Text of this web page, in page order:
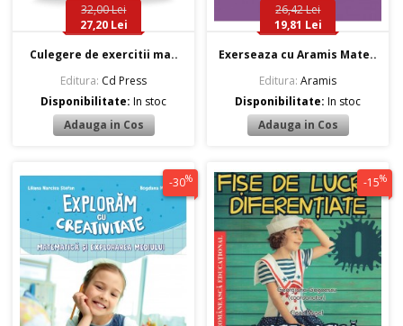
32,00 Lei
27,20 Lei
Culegere de exercitii ma..
Editura: Cd Press
Disponibilitate:In stoc
26,42 Lei
19,81 Lei
Exerseaza cu Aramis Mate..
Editura: Aramis
Disponibilitate:In stoc
-30% -15%